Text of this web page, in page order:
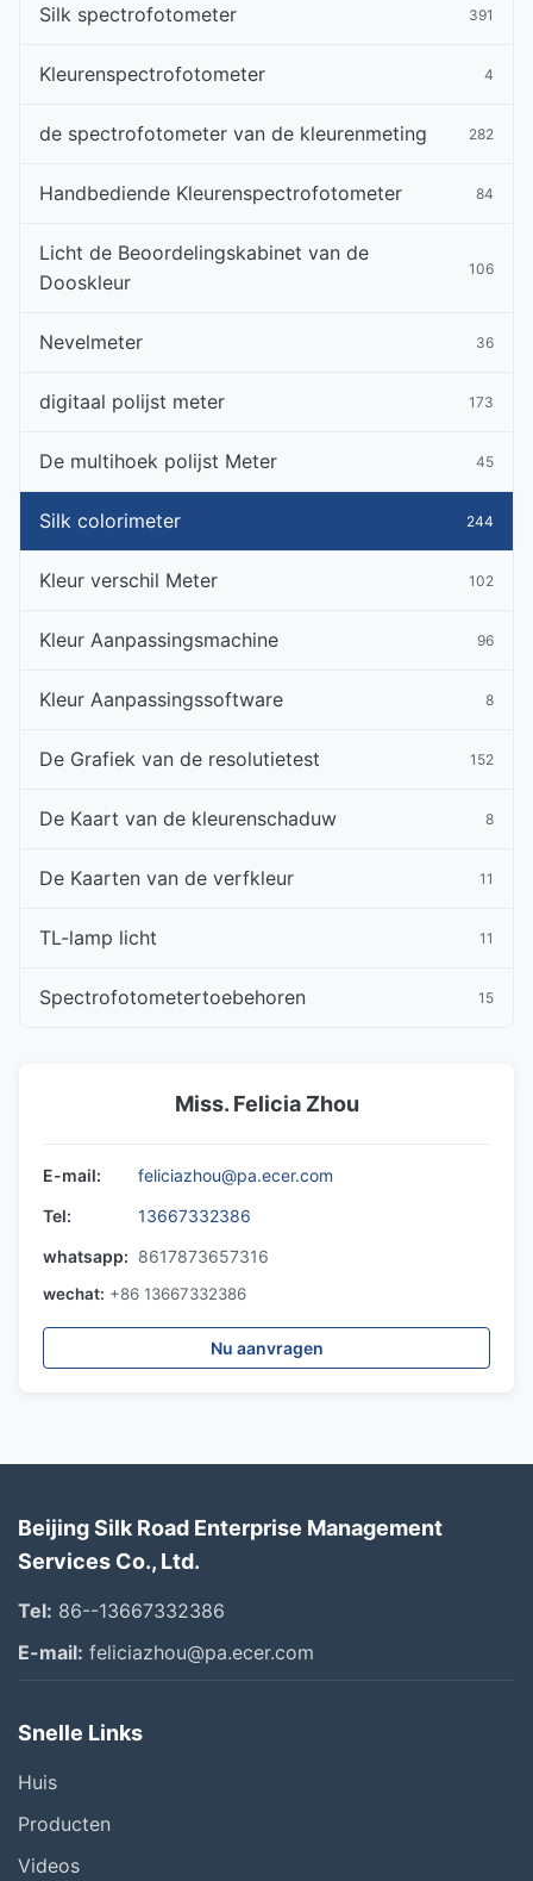
Silk spectrofotometer 391
Kleurenspectrofotometer 4
de spectrofotometer van de kleurenmeting 282
Handbediende Kleurenspectrofotometer 84
Licht de Beoordelingskabinet van de
Dooskleur
106
Nevelmeter 36
digitaal polijst meter 173
De multihoek polijst Meter 45
Silk colorimeter 244
Kleur verschil Meter 102
Kleur Aanpassingsmachine 96
Kleur Aanpassingssoftware 8
De Grafiek van de resolutietest 152
De Kaart van de kleurenschaduw 8
De Kaarten van de verfkleur 11
TL-lamp licht 11
Spectrofotometertoebehoren 15
Miss. Felicia Zhou
E-mail:
feliciazhou@pa.ecer.com
Tel:
13667332386
whatsapp: 8617873657316
wechat: +86 13667332386
Nu aanvragen
Beijing Silk Road Enterprise Management
Services Co., Ltd.
Tel: 86--13667332386
E-mail: feliciazhou@pa.ecer.com
Snelle Links
Huis
Producten
Videos